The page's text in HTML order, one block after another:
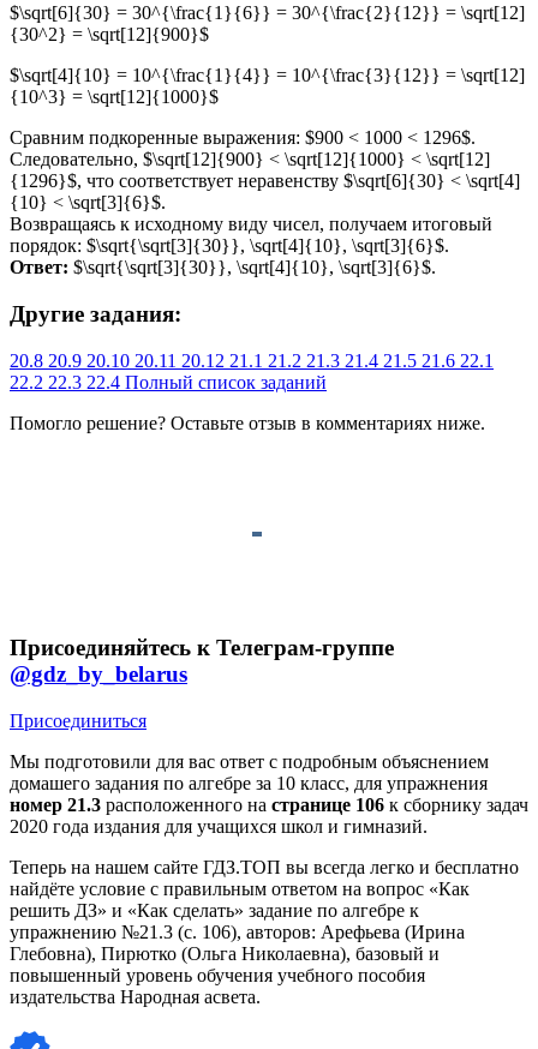
$\sqrt[6]{30} = 30^{\frac{1}{6}} = 30^{\frac{2}{12}} = \sqrt[12]
{30^2} = \sqrt[12]{900}$
$\sqrt[4]{10} = 10^{\frac{1}{4}} = 10^{\frac{3}{12}} = \sqrt[12]
{10^3} = \sqrt[12]{1000}$
Сравним подкоренные выражения: $900 < 1000 < 1296$.
Следовательно, $\sqrt[12]{900} < \sqrt[12]{1000} < \sqrt[12]
{1296}$, что соответствует неравенству $\sqrt[6]{30} < \sqrt[4]
{10} < \sqrt[3]{6}$.
Возвращаясь к исходному виду чисел, получаем итоговый
порядок: $\sqrt{\sqrt[3]{30}}, \sqrt[4]{10}, \sqrt[3]{6}$.
Ответ: $\sqrt{\sqrt[3]{30}}, \sqrt[4]{10}, \sqrt[3]{6}$.
Другие задания:
20.8 20.9 20.10 20.11 20.12 21.1 21.2 21.3 21.4 21.5 21.6 22.1
22.2 22.3 22.4 Полный список заданий
Помогло решение? Оставьте отзыв в комментариях ниже.
Присоединяйтесь к Телеграм-группе
@gdz_by_belarus
Присоединиться
Мы подготовили для вас ответ c подробным объяснением
домашего задания по алгебре за 10 класс, для упражнения
номер 21.3 расположенного на странице 106 к сборнику задач
2020 года издания для учащихся школ и гимназий.
Теперь на нашем сайте ГДЗ.ТОП вы всегда легко и бесплатно
найдёте условие с правильным ответом на вопрос «Как
решить ДЗ» и «Как сделать» задание по алгебре к
упражнению №21.3 (с. 106), авторов: Арефьева (Ирина
Глебовна), Пирютко (Ольга Николаевна), базовый и
повышенный уровень обучения учебного пособия
издательства Народная асвета.